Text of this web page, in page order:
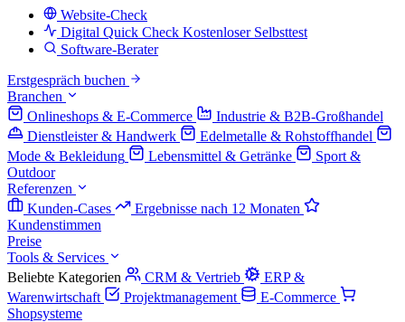
Website-Check
Digital Quick Check Kostenloser Selbsttest
Software-Berater
Erstgespräch buchen
Branchen
Onlineshops & E-Commerce
Industrie & B2B-Großhandel
Dienstleister & Handwerk
Edelmetalle & Rohstoffhandel
Mode & Bekleidung
Lebensmittel & Getränke
Sport &
Outdoor
Referenzen
Kunden-Cases
Ergebnisse nach 12 Monaten
Kundenstimmen
Preise
Tools & Services
Beliebte Kategorien
CRM & Vertrieb
ERP &
Warenwirtschaft
Projektmanagement
E-Commerce
Shopsysteme